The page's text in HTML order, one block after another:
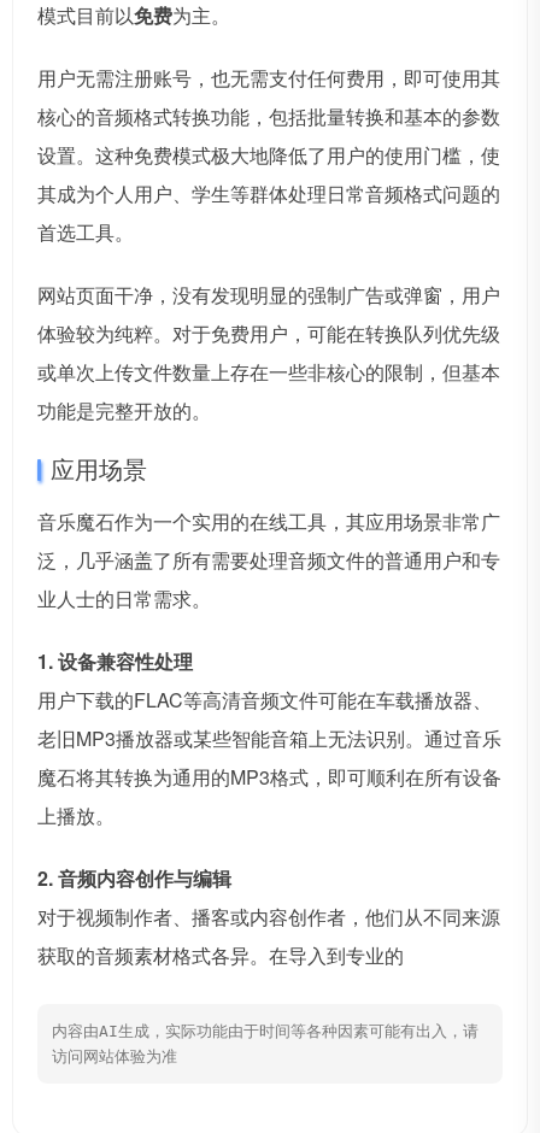
模式目前以免费为主。
用户无需注册账号，也无需支付任何费用，即可使用其
核心的音频格式转换功能，包括批量转换和基本的参数
设置。这种免费模式极大地降低了用户的使用门槛，使
其成为个人用户、学生等群体处理日常音频格式问题的
首选工具。
网站页面干净，没有发现明显的强制广告或弹窗，用户
体验较为纯粹。对于免费用户，可能在转换队列优先级
或单次上传文件数量上存在一些非核心的限制，但基本
功能是完整开放的。
应用场景
音乐魔石作为一个实用的在线工具，其应用场景非常广
泛，几乎涵盖了所有需要处理音频文件的普通用户和专
业人士的日常需求。
1. 设备兼容性处理
用户下载的FLAC等高清音频文件可能在车载播放器、
老旧MP3播放器或某些智能音箱上无法识别。通过音乐
魔石将其转换为通用的MP3格式，即可顺利在所有设备
上播放。
2. 音频内容创作与编辑
对于视频制作者、播客或内容创作者，他们从不同来源
获取的音频素材格式各异。在导入到专业的
内容由AI生成，实际功能由于时间等各种因素可能有出入，请
访问网站体验为准